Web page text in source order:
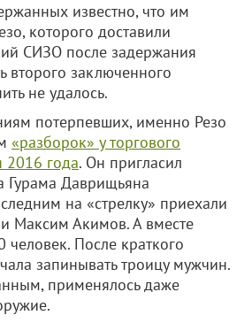
известно, что им
которого доставили
СИЗО после задержания
второго заключенного
не удалось.
потерпевших, именно Резо
«разборок» у торгового
2016 года. Он пригласил
Гурама Даврищьяна
на «стрелку» приехали
Максим Акимов. А вместе
После краткого
запинывать троицу мужчин.
применялось даже